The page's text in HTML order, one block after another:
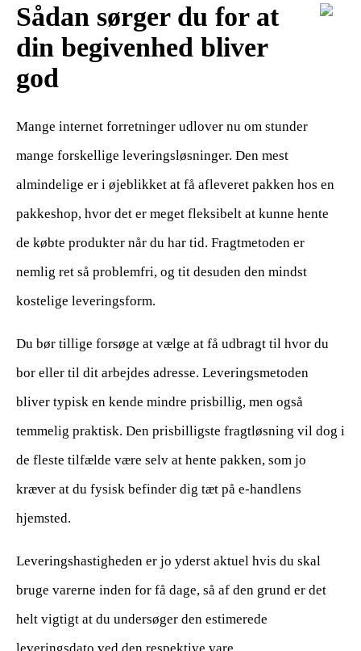
Sådan sørger du for at
din begivenhed bliver
god
Mange internet forretninger udlover nu om stunder
mange forskellige leveringsløsninger. Den mest
almindelige er i øjeblikket at få afleveret pakken hos en
pakkeshop, hvor det er meget fleksibelt at kunne hente
de købte produkter når du har tid. Fragtmetoden er
nemlig ret så problemfri, og tit desuden den mindst
kostelige leveringsform.
Du bør tillige forsøge at vælge at få udbragt til hvor du
bor eller til dit arbejdes adresse. Leveringsmetoden
bliver typisk en kende mindre prisbillig, men også
temmelig praktisk. Den prisbilligste fragtløsning vil dog i
de fleste tilfælde være selv at hente pakken, som jo
kræver at du fysisk befinder dig tæt på e-handlens
hjemsted.
Leveringshastigheden er jo yderst aktuel hvis du skal
bruge varerne inden for få dage, så af den grund er det
helt vigtigt at du undersøger den estimerede
leveringsdato ved den respektive vare.